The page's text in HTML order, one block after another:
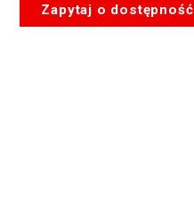
Zapytaj o dostępność